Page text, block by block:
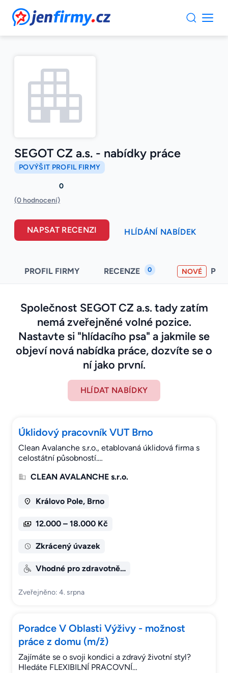
JenFirmy.cz
SEGOT CZ a.s. - nabídky práce
POVÝŠIT PROFIL FIRMY
0
(0 hodnocení)
NAPSAT RECENZI HLÍDÁNÍ NABÍDEK
PROFIL FIRMY RECENZE 0 NOVÉ
Společnost SEGOT CZ a.s. tady zatím
nemá zveřejněné volné pozice.
Nastavte si "hlídacího psa" a jakmile se
objeví nová nabídka práce, dozvíte se o
ní jako první.
HLÍDAT NABÍDKY
Úklidový pracovník VUT Brno
Clean Avalanche s.r.o., etablovaná úklidová firma s
celostátní působností.…
CLEAN AVALANCHE s.r.o.
Královo Pole, Brno
12.000 – 18.000 Kč
Zkrácený úvazek
Vhodné pro zdravotně…
Zveřejněno: 4. srpna
Poradce V Oblasti Výživy - možnost
práce z domu (m/ž)
Zajímáte se o svoji kondici a zdravý životní styl?
Hledáte FLEXIBILNÍ PRACOVNÍ…